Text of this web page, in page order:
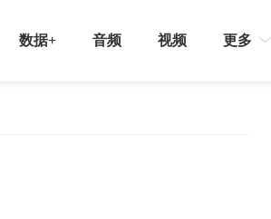
数据+ 音频 视频 更多